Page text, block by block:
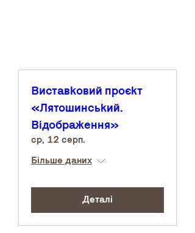
Виставковий проєкт
«Лятошинський.
Відображення»
ср, 12 серп.
Більше даних
Деталі